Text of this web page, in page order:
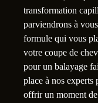
transformation
parviendrons à
formule qui vous
votre coupe de
pour un balayage
place à nos experts
offrir un moment